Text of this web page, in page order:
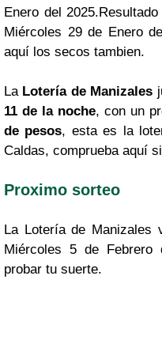
Enero del
Miércoles 29 de Enero
aquí los secos tambien.
La Lotería de Manizales
11 de la noche, con un
de pesos, esta es la
Caldas, comprueba aquí
Proximo sorteo
La Lotería de Manizales
Miércoles 5 de
probar tu suerte.